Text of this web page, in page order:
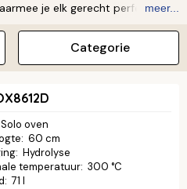
je elk gerecht perfect
van modellen met
Bekijk nu ons aanbod en
aansluit bij jouw kookwensen
meer...
Categorie
Solo oven
: 60 cm
: Hydrolyse
temperatuur: 300 °C
: 71 l